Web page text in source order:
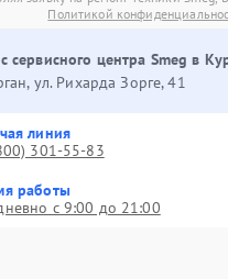
Политикой
сервисного центра Smeg в
ул. Рихарда Зорге, 41
линия
301-55-83
работы
с 9:00 до 21:00